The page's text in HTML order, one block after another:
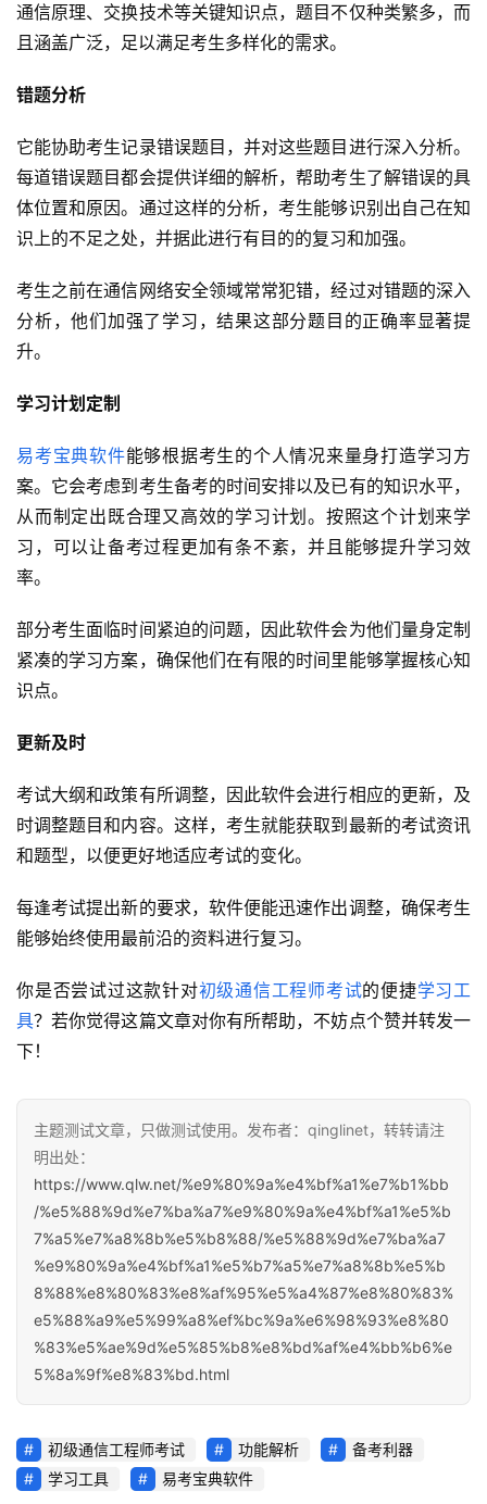
通信原理、交换技术等关键知识点，题目不仅种类繁多，而
且涵盖广泛，足以满足考生多样化的需求。
错题分析
它能协助考生记录错误题目，并对这些题目进行深入分析。
每道错误题目都会提供详细的解析，帮助考生了解错误的具
体位置和原因。通过这样的分析，考生能够识别出自己在知
识上的不足之处，并据此进行有目的的复习和加强。
考生之前在通信网络安全领域常常犯错，经过对错题的深入
分析，他们加强了学习，结果这部分题目的正确率显著提
升。
学习计划定制
易考宝典软件能够根据考生的个人情况来量身打造学习方
案。它会考虑到考生备考的时间安排以及已有的知识水平，
从而制定出既合理又高效的学习计划。按照这个计划来学
习，可以让备考过程更加有条不紊，并且能够提升学习效
率。
部分考生面临时间紧迫的问题，因此软件会为他们量身定制
紧凑的学习方案，确保他们在有限的时间里能够掌握核心知
识点。
更新及时
考试大纲和政策有所调整，因此软件会进行相应的更新，及
时调整题目和内容。这样，考生就能获取到最新的考试资讯
和题型，以便更好地适应考试的变化。
每逢考试提出新的要求，软件便能迅速作出调整，确保考生
能够始终使用最前沿的资料进行复习。
你是否尝试过这款针对初级通信工程师考试的便捷学习工
具？若你觉得这篇文章对你有所帮助，不妨点个赞并转发一
下！
主题测试文章，只做测试使用。发布者：qinglinet，转转请注
明出处：
https://www.qlw.net/%e9%80%9a%e4%bf%a1%e7%b1%bb
/%e5%88%9d%e7%ba%a7%e9%80%9a%e4%bf%a1%e5%b
7%a5%e7%a8%8b%e5%b8%88/%e5%88%9d%e7%ba%a7
%e9%80%9a%e4%bf%a1%e5%b7%a5%e7%a8%8b%e5%b
8%88%e8%80%83%e8%af%95%e5%a4%87%e8%80%83%
e5%88%a9%e5%99%a8%ef%bc%9a%e6%98%93%e8%80
%83%e5%ae%9d%e5%85%b8%e8%bd%af%e4%bb%b6%e
5%8a%9f%e8%83%bd.html
初级通信工程师考试 功能解析
备考利器
学习工具
易考宝典软件